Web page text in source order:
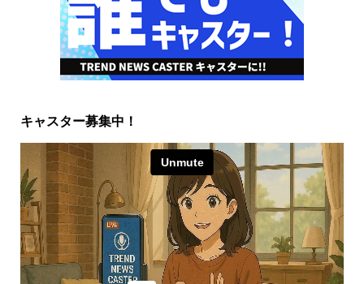
キャスター募集中！